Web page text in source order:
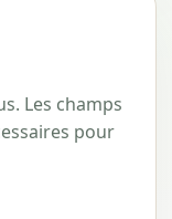
Les champs
pour